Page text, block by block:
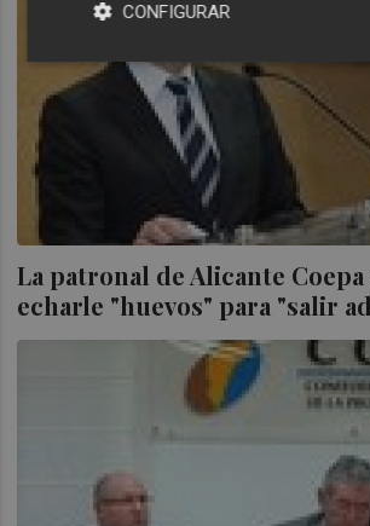
La patronal de Alicante Coepa
echarle "huevos" para "salir
CONFIGURAR